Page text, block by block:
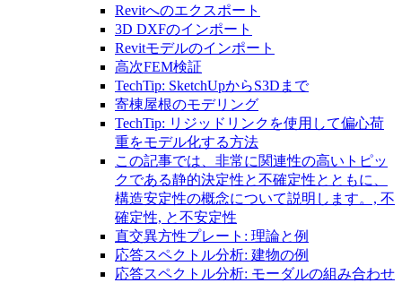
Revitへのエクスポート
3D DXFのインポート
Revitモデルのインポート
高次FEM検証
TechTip: SketchUpからS3Dまで
寄棟屋根のモデリング
TechTip: リジッドリンクを使用して偏心荷
重をモデル化する方法
この記事では、非常に関連性の高いトピッ
クである静的決定性と不確定性とともに、
構造安定性の概念について説明します。, 不
確定性, と不安定性
直交異方性プレート: 理論と例
応答スペクトル分析: 建物の例
応答スペクトル分析: モーダルの組み合わせ